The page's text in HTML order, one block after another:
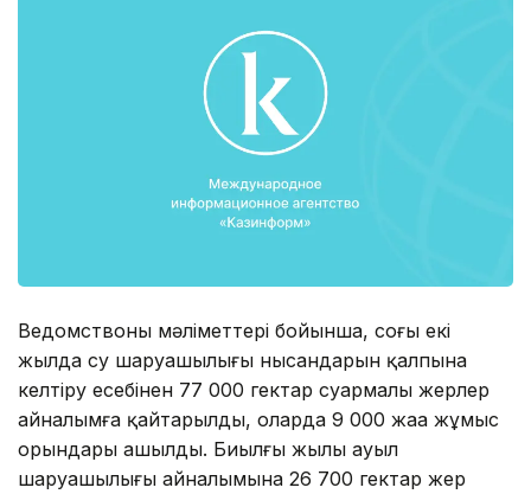
Ведомствоның мәліметтері бойынша, соңғы екі
жылда су шаруашылығы нысандарын қалпына
келтіру есебінен 77 000 гектар суармалы жерлер
айналымға қайтарылды, оларда 9 000 жаңа жұмыс
орындары ашылды. Биылғы жылы ауыл
шаруашылығы айналымына 26 700 гектар жер